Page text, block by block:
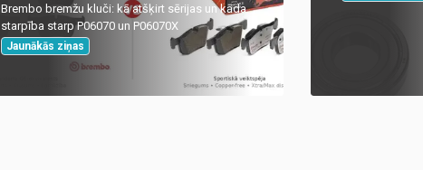
Brembo bremžu kluči: kā atšķirt sērijas un kāda
starpība starp P06070 un P06070X
Jaunākās ziņas